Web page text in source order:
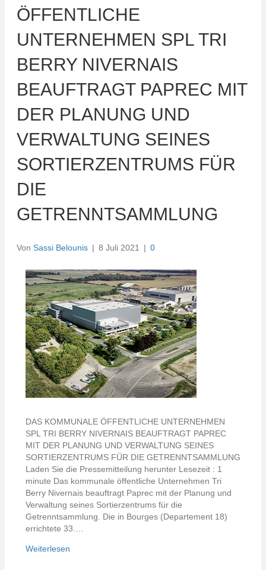
ÖFFENTLICHE
UNTERNEHMEN SPL TRI
BERRY NIVERNAIS
BEAUFTRAGT PAPREC MIT
DER PLANUNG UND
VERWALTUNG SEINES
SORTIERZENTRUMS FÜR
DIE
GETRENNTSAMMLUNG
Von Sassi Belounis | 8 Juli 2021 | 0
DAS KOMMUNALE ÖFFENTLICHE UNTERNEHMEN
SPL TRI BERRY NIVERNAIS BEAUFTRAGT PAPREC
MIT DER PLANUNG UND VERWALTUNG SEINES
SORTIERZENTRUMS FÜR DIE GETRENNTSAMMLUNG
Laden Sie die Pressemitteilung herunter Lesezeit : 1
minute Das kommunale öffentliche Unternehmen Tri
Berry Nivernais beauftragt Paprec mit der Planung und
Verwaltung seines Sortierzentrums für die
Getrenntsammlung. Die in Bourges (Departement 18)
errichtete 33.…
Weiterlesen